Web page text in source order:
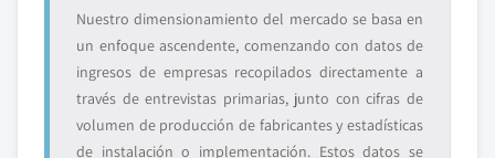
Nuestro dimensionamiento del mercado se basa en
un enfoque ascendente, comenzando con datos de
ingresos de empresas recopilados directamente a
través de entrevistas primarias, junto con cifras de
volumen de producción de fabricantes y estadísticas
de instalación o implementación. Estos datos se